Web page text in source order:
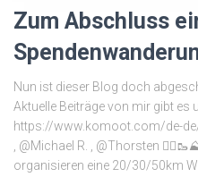
Zum Abschluss
Nun ist dieser Blog doch
Aktuelle Beiträge von mir gibt
https://www.komoot.com/de-
, @Michael R. , @Thorsten
organisieren eine 20/30/50km